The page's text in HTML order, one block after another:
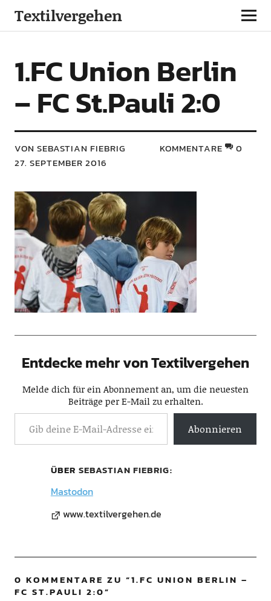
Textilvergehen
1.FC Union Berlin
– FC St.Pauli 2:0
VON SEBASTIAN FIEBRIG
27. SEPTEMBER 2016
KOMMENTARE 0
Entdecke mehr von Textilvergehen
Melde dich für ein Abonnement an, um die neuesten
Beiträge per E-Mail zu erhalten.
Abonnieren
ÜBER SEBASTIAN FIEBRIG
Mastodon
www.textilvergehen.de
0 KOMMENTARE ZU “1.FC UNION BERLIN –
FC ST.PAULI 2:0”